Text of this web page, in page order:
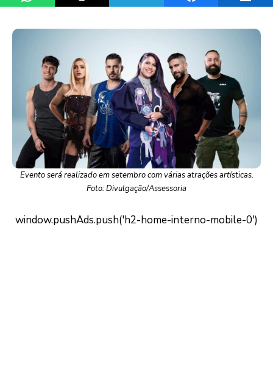
Evento será realizado em setembro com várias atrações artísticas.
Foto: Divulgação/Assessoria